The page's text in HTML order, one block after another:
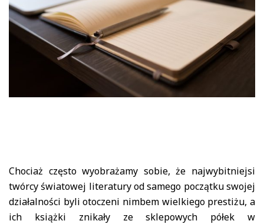
Chociaż często wyobrażamy sobie, że najwybitniejsi
twórcy światowej literatury od samego początku swojej
działalności byli otoczeni nimbem wielkiego prestiżu, a
ich książki znikały ze sklepowych półek w